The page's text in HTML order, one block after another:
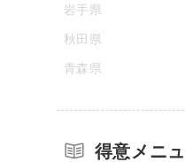
岩手県
秋田県
青森県
得意メニ